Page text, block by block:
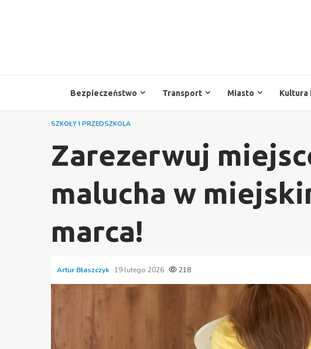
Bezpieczeństwo Transport Miasto Kultura
SZKOŁY I PRZEDSZKOLA
Zarezerwuj
malucha w
marca!
Artur Błaszczyk 19 lutego 2026 218